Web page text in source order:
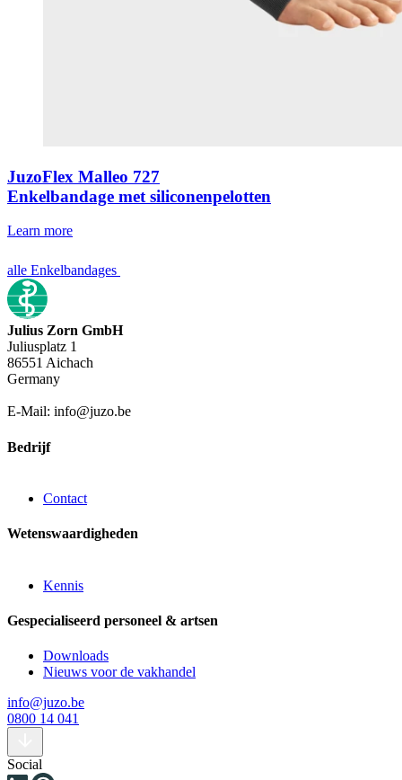
JuzoFlex Malleo 727
Enkelbandage met siliconenpelotten
Learn more
alle Enkelbandages
Julius Zorn GmbH
Juliusplatz 1
86551 Aichach
Germany
E-Mail: info@juzo.be
Bedrijf
Contact
Wetenswaardigheden
Kennis
Gespecialiseerd personeel & artsen
Downloads
Nieuws voor de vakhandel
info@juzo.be
0800 14 041
Social